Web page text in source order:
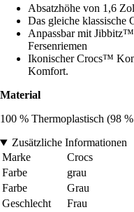
Absatzhöhe von 1,6
Das gleiche klassische
Anpassbar mit
Fersenriemen
Ikonischer Crocs™
Komfort.
Material
100 % Thermoplastisch (98
Zusätzliche Informationen
Marke
Crocs
Farbe
grau
Farbe
Grau
Geschlecht
Frau